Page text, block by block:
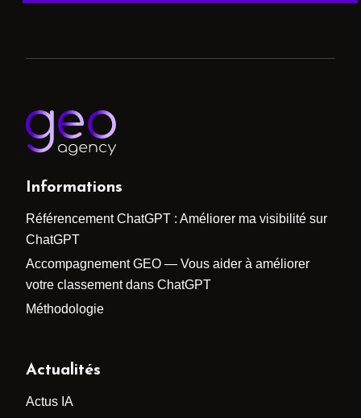
Informations
Référencement ChatGPT : Améliorer ma visibilité sur
ChatGPT
Accompagnement GEO — Vous aider à améliorer
votre classement dans ChatGPT
Méthodologie
Actualités
Actus IA